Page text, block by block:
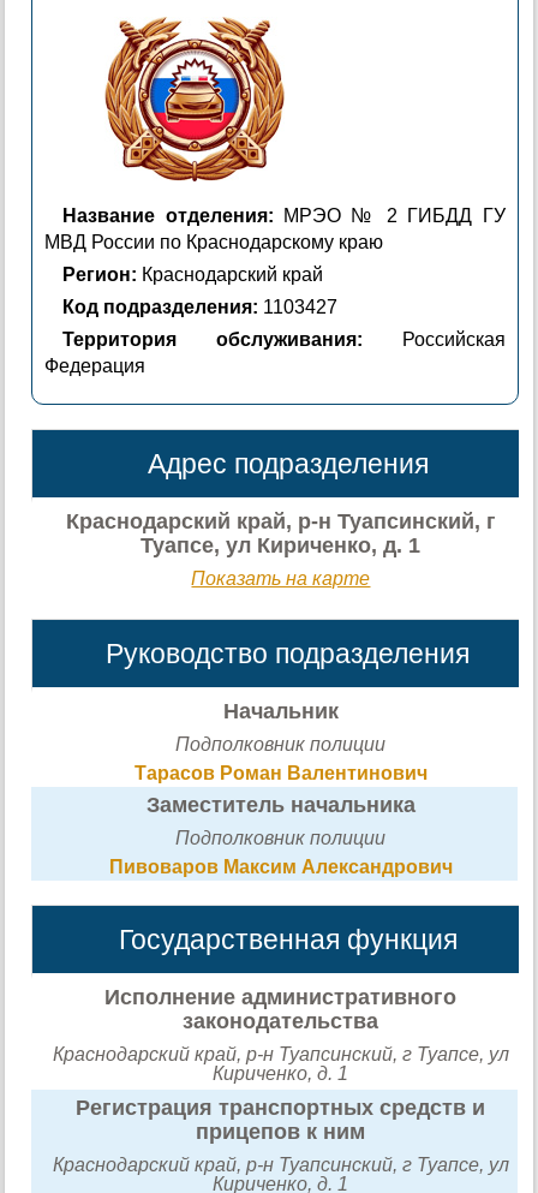
Название отделения: МРЭО № 2 ГИБДД ГУ
МВД России по Краснодарскому краю
Регион: Краснодарский край
Код подразделения: 1103427
Территория обслуживания: Российская
Федерация
Адрес подразделения
Краснодарский край, р-н Туапсинский, г
Туапсе, ул Кириченко, д. 1
Показать на карте
Руководство подразделения
Начальник
Подполковник полиции
Тарасов Роман Валентинович
Заместитель начальника
Подполковник полиции
Пивоваров Максим Александрович
Государственная функция
Исполнение административного
законодательства
Краснодарский край, р-н Туапсинский, г Туапсе, ул
Кириченко, д. 1
Регистрация транспортных средств и
прицепов к ним
Краснодарский край, р-н Туапсинский, г Туапсе, ул
Кириченко, д. 1